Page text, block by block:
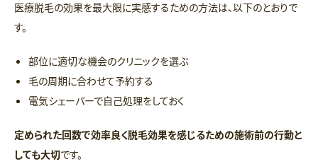
医療脱毛の効果を最大限に実感するための方法は、以下のとおりで
す。
部位に適切な機会のクリニックを選ぶ
毛の周期に合わせて予約する
電気シェーバーで自己処理をしておく
定められた回数で効率良く脱毛効果を感じるための施術前の行動と
しても大切です。